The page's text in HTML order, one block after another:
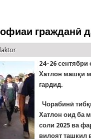
гражданӣ
24–26
Хатлон машқи
гардид.
Чорабинӣ
Хатлон оид ба
соли 2025 ва
вилоят ташкил